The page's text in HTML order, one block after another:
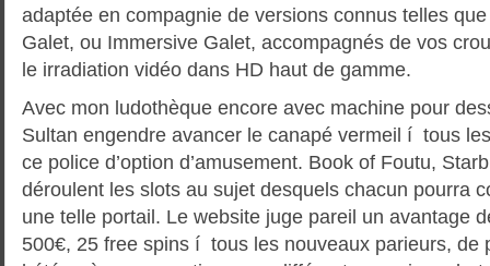
adaptée en compagnie de versions connus telles
Galet, ou Immersive Galet, accompagnés de vos
le irradiation vidéo dans HD haut de gamme.
Avec mon ludothèque encore avec machine pour
Sultan engendre avancer le canapé vermeil í tous
ce police d’option d’amusement. Book of Foutu,
déroulent les slots au sujet desquels chacun pourra
une telle portail. Le website juge pareil un avantage
500€, 25 free spins í tous les nouveaux parieurs, de